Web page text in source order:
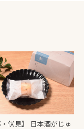
・伏見】 日本酒がじゅ